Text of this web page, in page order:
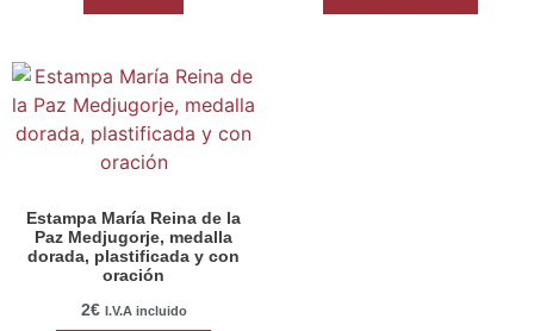
Estampa María Reina de la
Paz Medjugorje, medalla
dorada, plastificada y con
oración
2€ I.V.A incluido